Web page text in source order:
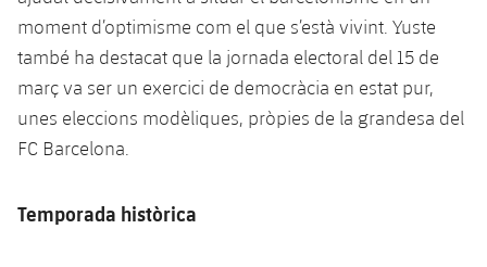
SUB8 A
SUB8 B
Palmarès
Jugadors
Fotos
Història
Palmarès
Jugadors
Cadet B
Infantil A
Actualitat
Calendari
Entrades
Classificació
plusicon
més
Actualitat
Calendari
plusicon
més
Actualitat
Campus Verano
PLUSICON
MÉS
moment d’optimisme com el que s’està vivint. Yuste
també ha destacat que la jornada electoral del 15 de
març va ser un exercici de democràcia en estat pur,
unes eleccions modèliques, pròpies de la grandesa del
FC Barcelona.
Temporada històrica